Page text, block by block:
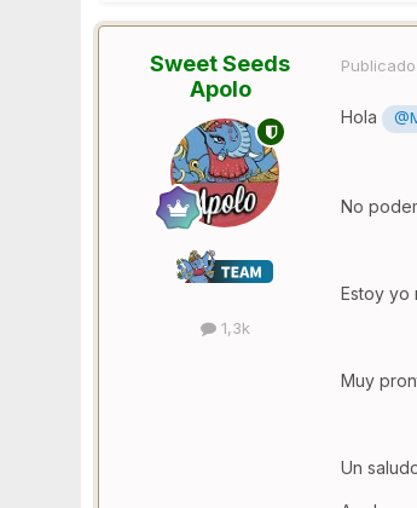
Sweet Seeds
Apolo
1,3k
Publicado
Hola
No
Estoy yo
Muy
Un